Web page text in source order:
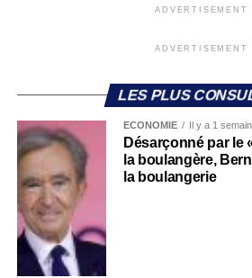
ADVERTISEMENT
ADVERTISEMENT
LES PLUS
ECONOMIE Il y a 1
Désarçonné par le
la boulangère,
la boulangerie